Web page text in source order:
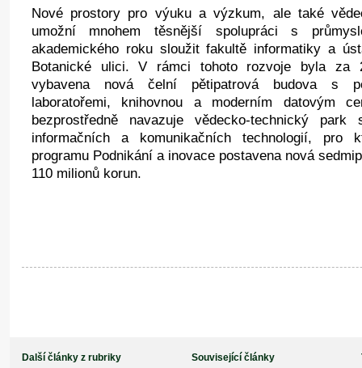
Nové prostory pro výuku a výzkum, ale také
umožní mnohem těsnější spolupráci s
akademického roku sloužit fakultě informatiky a
Botanické ulici. V rámci tohoto rozvoje byla za
vybavena nová čelní pětipatrová budova s
laboratořemi, knihovnou a moderním datovým
bezprostředně navazuje vědecko-technický park
informačních a komunikačních technologií, pro
programu Podnikání a inovace postavena nová
110 milionů korun.
Další články z rubriky
Související články